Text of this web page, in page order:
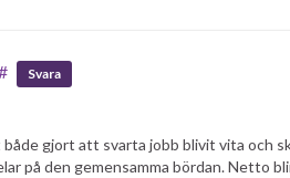
Svara
både gjort att svarta jobb blivit vita och
på den gemensamma bördan. Netto